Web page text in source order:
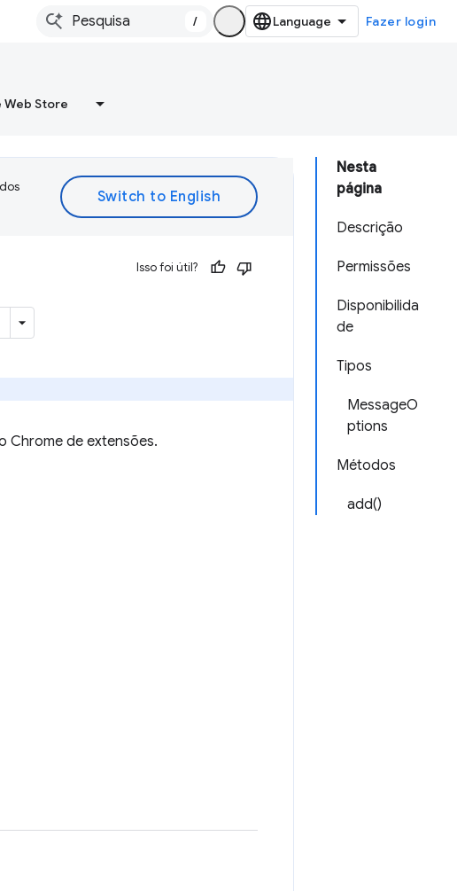
/ Fazer login
Web Store
Nesta
página
Descrição
Permissões
Disponibilida
de
Tipos
MessageO
ptions
Métodos
add()
Isso foi útil?
Chrome de extensões.